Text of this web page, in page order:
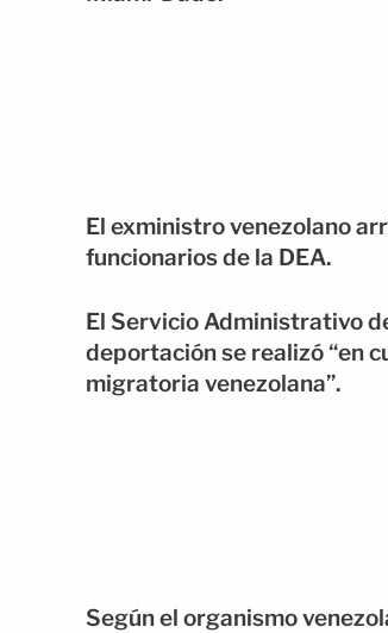
El exministro venezolano
funcionarios de la DEA.
El Servicio Administrativo
deportación se realizó “en
migratoria venezolana”.
Según el organismo